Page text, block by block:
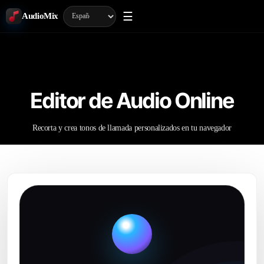
AudioMix ☰
Editor de Audio Online
Recorta y crea tonos de llamada personalizados en tu navegador